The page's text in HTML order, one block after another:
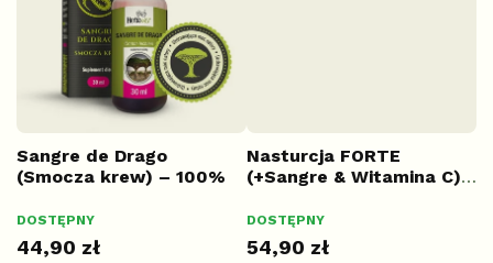
Sangre de Drago
(Smocza krew) – 100%
MAŁE
ocena
produktu
DOSTĘPNY
44,90 zł
Nasturcja FORTE
(+Sangre & Witamina C)
DOSTĘPNY
54,90 zł